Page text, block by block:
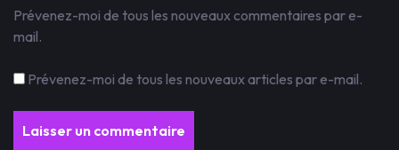
Prévenez-moi de tous les nouveaux commentaires par e-
mail.
Prévenez-moi de tous les nouveaux articles par e-mail.